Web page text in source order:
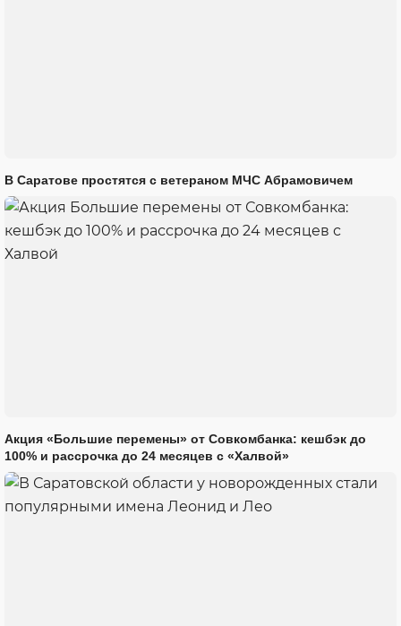
В Саратове простятся с ветераном МЧС Абрамовичем
Акция «Большие перемены» от Совкомбанка: кешбэк до
100% и рассрочка до 24 месяцев с «Халвой»